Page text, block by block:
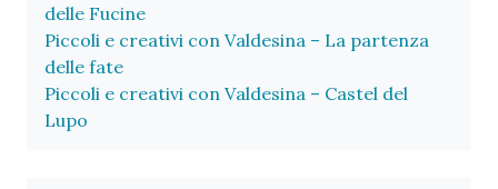
delle Fucine
Piccoli e creativi con Valdesina – La partenza
delle fate
Piccoli e creativi con Valdesina – Castel del
Lupo